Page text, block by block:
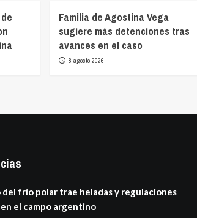
Familia de Agostina Vega
sugiere más detenciones tras
avances en el caso
8 agosto 2026
del frío polar trae heladas y regulaciones
el campo argentino